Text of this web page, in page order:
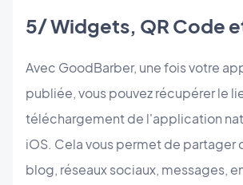
5/ Widgets, QR Code
Avec GoodBarber, une fois votre
publiée, vous pouvez récupérer le
téléchargement de l'application
iOS. Cela vous permet de partager
blog, réseaux sociaux, messages,